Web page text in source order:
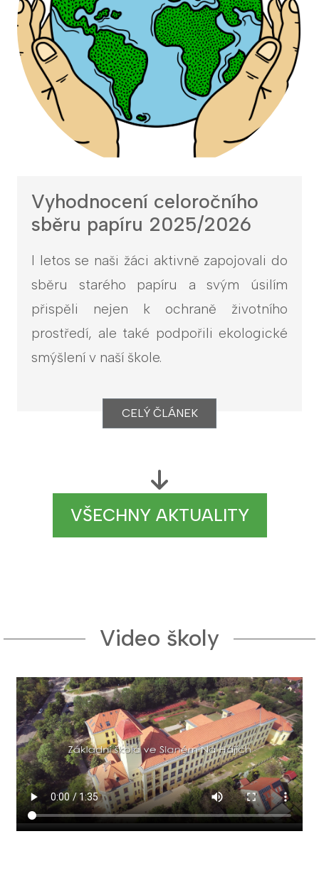
Vyhodnocení celoročního
sběru papíru 2025/2026
I letos se naši žáci aktivně zapojovali do
sběru starého papíru a svým úsilím
přispěli nejen k ochraně životního
prostředí, ale také podpořili ekologické
smýšlení v naší škole.
CELÝ ČLÁNEK
VŠECHNY AKTUALITY
Video školy